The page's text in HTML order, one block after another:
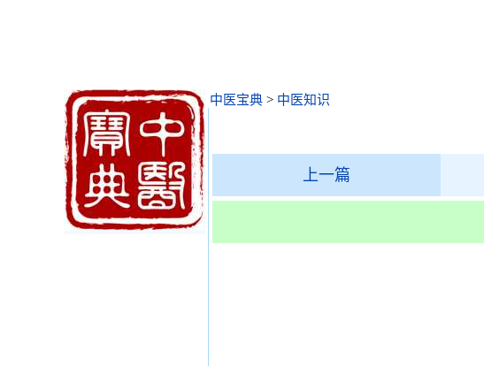
中医宝典 > 中医知识
上一篇